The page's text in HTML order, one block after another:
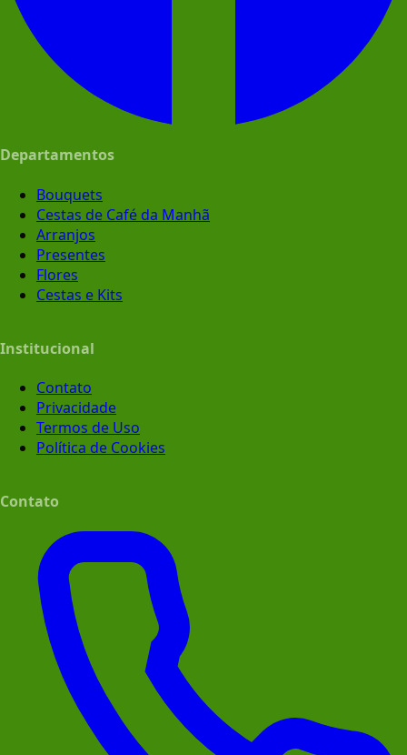
Departamentos
Bouquets
Cestas de Café da Manhã
Arranjos
Presentes
Flores
Cestas e Kits
Institucional
Contato
Privacidade
Termos de Uso
Política de Cookies
Contato